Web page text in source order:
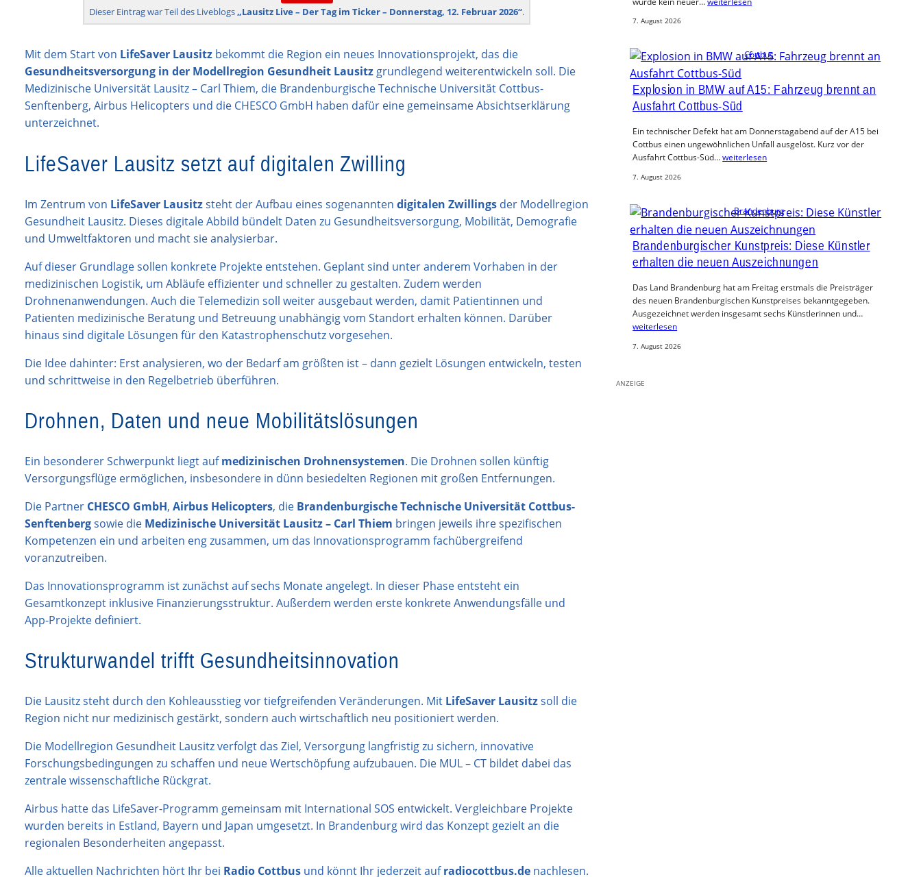
Dieser Eintrag war Teil des Liveblogs„Lausitz Live – Der Tag im Ticker – Donnerstag, 12. Februar 2026“.
Mit dem Start von LifeSaver Lausitz bekommt die Region ein neues Innovationsprojekt, das die
Gesundheitsversorgung in der Modellregion Gesundheit Lausitzgrundlegend weiterentwickeln soll. Die
Medizinische Universität Lausitz – Carl Thiem, die Brandenburgische Technische Universität Cottbus-
Senftenberg, Airbus Helicopters und die CHESCO GmbH haben dafür eine gemeinsame Absichtserklärung
unterzeichnet.
LifeSaver Lausitz setzt auf digitalen Zwilling
Im Zentrum von LifeSaver Lausitzsteht der Aufbau eines sogenannten digitalen Zwillings der Modellregion
Gesundheit Lausitz. Dieses digitale Abbild bündelt Daten zu Gesundheitsversorgung, Mobilität, Demografie
und Umweltfaktoren und macht sie analysierbar.
Auf dieser Grundlage sollen konkrete Projekte entstehen. Geplant sind unter anderem Vorhaben in der
medizinischen Logistik, um Abläufe effizienter und schneller zu gestalten. Zudem werden
Drohnenanwendungen. Auch die Telemedizin soll weiter ausgebaut werden, damit Patientinnen und
Patienten medizinische Beratung und Betreuung unabhängig vom Standort erhalten können. Darüber
hinaus sind digitale Lösungen für den Katastrophenschutz vorgesehen.
Die Idee dahinter: Erst analysieren, wo der Bedarf am größten ist – dann gezielt Lösungen entwickeln, testen
und schrittweise in den Regelbetrieb überführen.
Drohnen, Daten und neue Mobilitätslösungen
Ein besonderer Schwerpunkt liegt aufmedizinischen Drohnensystemen. Die Drohnen sollen künftig
Versorgungsflüge ermöglichen, insbesondere in dünn besiedelten Regionen mit großen Entfernungen.
Die Partner CHESCO GmbH, Airbus Helicopters, die Brandenburgische Technische Universität Cottbus-
Senftenbergsowie die Medizinische Universität Lausitz – Carl Thiem bringen jeweils ihre spezifischen
Kompetenzen ein und arbeiten eng zusammen, um das Innovationsprogramm fachübergreifend
voranzutreiben.
Das Innovationsprogramm ist zunächst auf sechs Monate angelegt. In dieser Phase entsteht ein
Gesamtkonzept inklusive Finanzierungsstruktur. Außerdem werden erste konkrete Anwendungsfälle und
App-Projekte definiert.
Strukturwandel trifft Gesundheitsinnovation
Die Lausitz steht durch den Kohleausstieg vor tiefgreifenden Veränderungen. Mit LifeSaver Lausitzsoll die
Region nicht nur medizinisch gestärkt, sondern auch wirtschaftlich neu positioniert werden.
Die Modellregion Gesundheit Lausitz verfolgt das Ziel, Versorgung langfristig zu sichern, innovative
Forschungsbedingungen zu schaffen und neue Wertschöpfung aufzubauen. Die MUL – CT bildet dabei das
zentrale wissenschaftliche Rückgrat.
Airbus hatte das LifeSaver-Programm gemeinsam mit International SOS entwickelt. Vergleichbare Projekte
wurden bereits in Estland, Bayern und Japan umgesetzt. In Brandenburg wird das Konzept gezielt an die
regionalen Besonderheiten angepasst.
Alle aktuellen Nachrichten hört Ihr bei Radio Cottbus und könnt Ihr jederzeit aufradiocottbus.de nachlesen.
7. August 2026
Cottbus
Explosion in BMW auf A15: Fahrzeug brennt an
Ausfahrt Cottbus-Süd
Ein technischer Defekt hat am Donnerstagabend auf der A15 bei
Cottbus einen ungewöhnlichen Unfall ausgelöst. Kurz vor der
Ausfahrt Cottbus-Süd…weiterlesen
7. August 2026
Brandenburg
Brandenburgischer Kunstpreis: Diese Künstler
erhalten die neuen Auszeichnungen
Das Land Brandenburg hat am Freitag erstmals die Preisträger
des neuen Brandenburgischen Kunstpreises bekanntgegeben.
Ausgezeichnet werden insgesamt sechs Künstlerinnen und…
weiterlesen
7. August 2026